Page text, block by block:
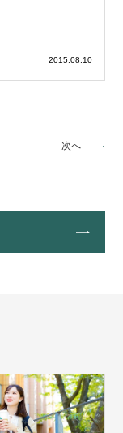
2015.08.10
次へ